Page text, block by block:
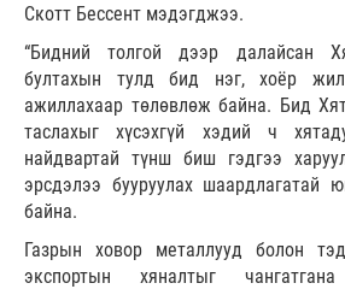
Скотт Бессент мэдэгджээ.
“Бидний толгой дээр далайсан
бултахын тулд бид нэг, хоёр
ажиллахаар төлөвлөж байна. Бид
таслахыг хүсэхгүй хэдий ч
найдвартай түнш биш гэдгээ
эрсдэлээ бууруулах шаардлагатай
байна.
Газрын ховор металлууд болон
экспортын хяналтыг